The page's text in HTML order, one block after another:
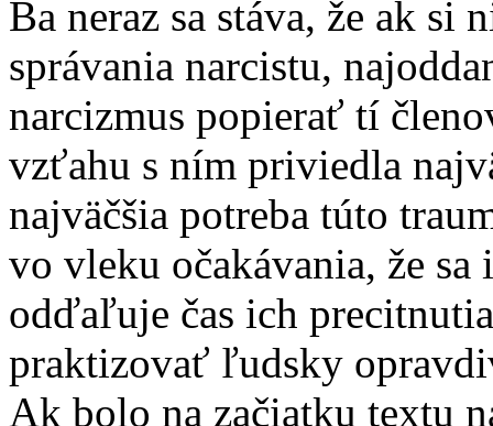
Ba neraz sa stáva, že ak
správania narcistu,
narcizmus popierať tí
vzťahu s ním priviedla
najväčšia potreba túto
vo vleku očakávania, že
odďaľuje čas ich
praktizovať ľudsky
Ak bolo na začiatku textu